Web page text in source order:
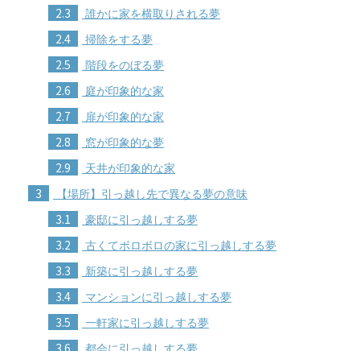
2.3 誰かに家を横取りされる夢
2.4 掃除をする夢
2.5 階段をのぼる夢
2.6 庭が印象的な家
2.7 扉が印象的な家
2.8 窓が印象的な夢
2.9 天井が印象的な家
3 【場所】引っ越し先で異なる夢の意味
3.1 豪邸に引っ越しする夢
3.2 古くてボロボロの家に引っ越しする夢
3.3 新築に引っ越しする夢
3.4 マンションに引っ越しする夢
3.5 一軒家に引っ越しする夢
3.6